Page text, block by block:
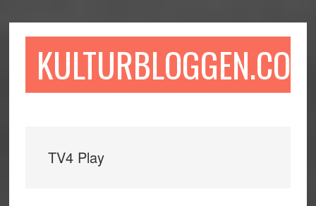
till
till
sidofältet
till
KULTURBLOGGEN.COM
TV4 Play